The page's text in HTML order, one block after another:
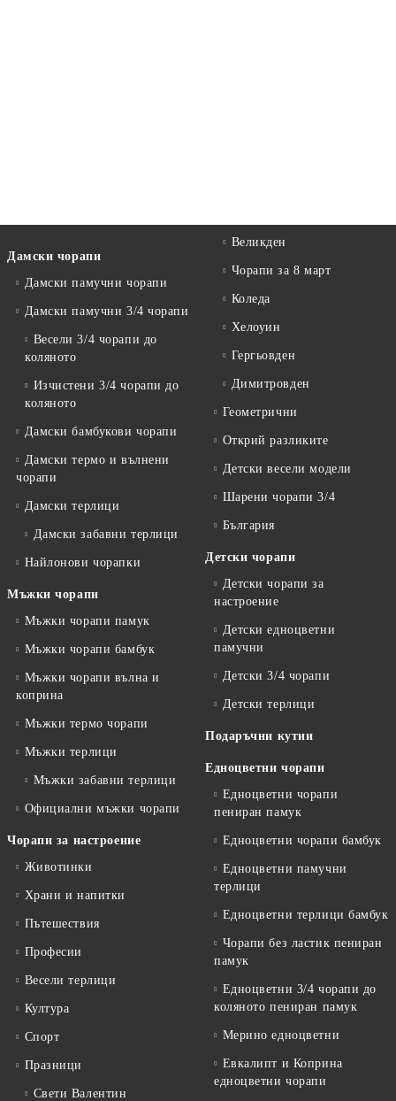
Дамски чорапи
Дамски памучни чорапи
Дамски памучни 3/4 чорапи
Весели 3/4 чорапи до
коляното
Изчистени 3/4 чорапи до
коляното
Дамски бамбукови чорапи
Дамски термо и вълнени
чорапи
Дамски терлици
Дамски забавни терлици
Найлонови чорапки
Мъжки чорапи
Мъжки чорапи памук
Мъжки чорапи бамбук
Мъжки чорапи вълна и
коприна
Мъжки термо чорапи
Мъжки терлици
Мъжки забавни терлици
Официални мъжки чорапи
Чорапи за настроение
Животинки
Храни и напитки
Пътешествия
Професии
Весели терлици
Култура
Спорт
Празници
Свети Валентин
Великден
Чорапи за 8 март
Коледа
Хелоуин
Гергьовден
Димитровден
Геометрични
Открий разликите
Детски весели модели
Шарени чорапи 3/4
България
Детски чорапи
Детски чорапи за
настроение
Детски едноцветни
памучни
Детски 3/4 чорапи
Детски терлици
Подаръчни кутии
Едноцветни чорапи
Едноцветни чорапи
пениран памук
Едноцветни чорапи бамбук
Едноцветни памучни
терлици
Едноцветни терлици бамбук
Чорапи без ластик пениран
памук
Едноцветни 3/4 чорапи до
коляното пениран памук
Мерино едноцветни
Евкалипт и Коприна
едноцветни чорапи